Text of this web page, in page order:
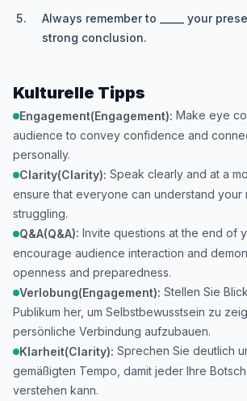
Always remember to _____ your
strong conclusion.
Kulturelle Tipps
Engagement(Engagement): Make eye
audience to convey confidence and
personally.
Clarity(Clarity): Speak clearly and at a
ensure that everyone can understand your
struggling.
Q&A(Q&A): Invite questions at the end of
encourage audience interaction and
openness and preparedness.
Verlobung(Engagement): Stellen Sie
Publikum her, um Selbstbewusstsein zu
persönliche Verbindung aufzubauen.
Klarheit(Clarity): Sprechen Sie deutlich
gemäßigten Tempo, damit jeder Ihre
verstehen kann.